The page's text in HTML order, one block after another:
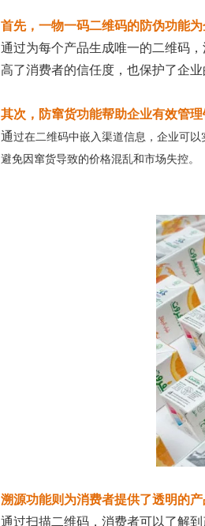
首先，一物一码二维码的防伪功能
通过为每个产品生成唯一的二维码
高了消费者的信任度，也保护了企业
其次，防窜货功能帮助企业有效管理
通过在二维码中嵌入渠道信息，企业可
避免因窜货导致的价格混乱和市场失控。
溯源功能则为消费者提供了透明的产
通过扫描二维码，消费者可以了解